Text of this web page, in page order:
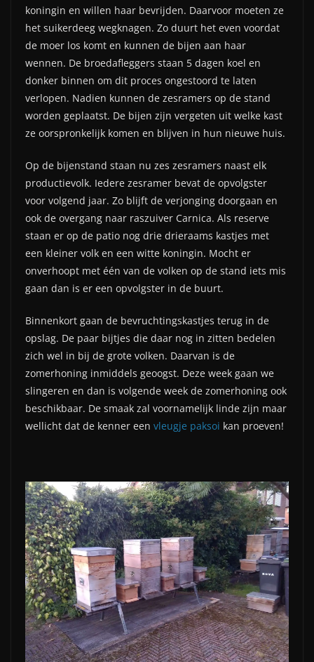
koningin en willen haar bevrijden. Daarvoor moeten ze
het suikerdeeg wegknagen. Zo duurt het even voordat
de moer los komt en kunnen de bijen aan haar
wennen. De broedafleggers staan 5 dagen koel en
donker binnen om dit proces ongestoord te laten
verlopen. Nadien kunnen de zesramers op de stand
worden geplaatst. De bijen zijn vergeten uit welke kast
ze oorspronkelijk komen en blijven in hun nieuwe huis.
Op de bijenstand staan nu zes zesramers naast elk
productievolk. Iedere zesramer bevat de opvolgster
voor volgend jaar. Zo blijft de verjonging doorgaan en
ook de overgang naar raszuiver Carnica. Als reserve
staan er op de patio nog drie drieraams kastjes met
een kleiner volk en een witte koningin. Mocht er
onverhoopt met één van de volken op de stand iets mis
gaan dan is er een opvolgster in de buurt.
Binnenkort gaan de bevruchtingskastjes terug in de
opslag. De paar bijtjes die daar nog in zitten bedelen
zich wel in bij de grote volken. Daarvan is de
zomerhoning inmiddels geoogst. Deze week gaan we
slingeren en dan is volgende week de zomerhoning ook
beschikbaar. De smaak zal voornamelijk linde zijn maar
wellicht dat de kenner een vleugje paksoi kan proeven!